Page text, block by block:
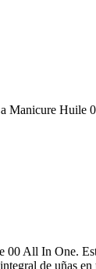
Manicure
All In One.
de uñas